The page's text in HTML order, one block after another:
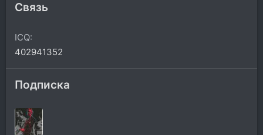
Связь
ICQ
402941352
Подписка